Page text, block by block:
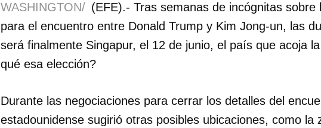
WASHINGTON/ (EFE).- Tras semanas de incógnitas
para el encuentro entre Donald Trump y Kim Jong-un, las
será finalmente Singapur, el 12 de junio, el país que acoja
qué esa elección?
Durante las negociaciones para cerrar los detalles del
estadounidense sugirió otras posibles ubicaciones, como la